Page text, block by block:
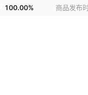
100.00% 商品发布